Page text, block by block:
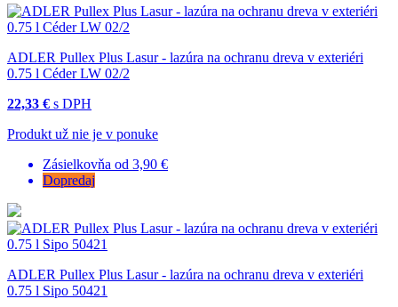
ADLER Pullex Plus Lasur - lazúra na ochranu dreva v exteriéri
0.75 l Céder LW 02/2
22,33 € s DPH
Produkt už nie je v ponuke
Zásielkovňa od 3,90 €
Dopredaj
ADLER Pullex Plus Lasur - lazúra na ochranu dreva v exteriéri
0.75 l Sipo 50421